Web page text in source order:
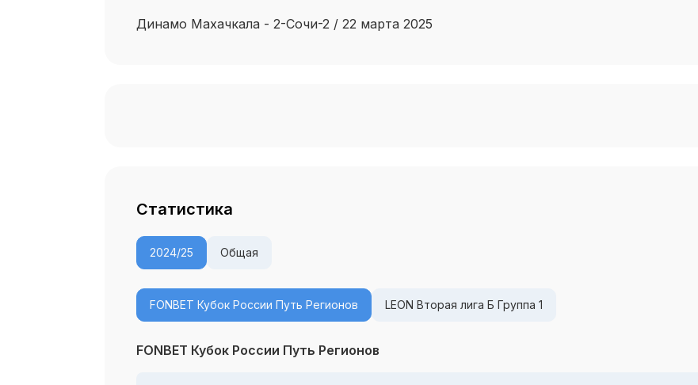
Динамо Махачкала - 2-Сочи-2 / 22 марта 2025
Cтатистика
2024/25 Общая
FONBET Кубок России Путь Регионов LEON Вторая лига Б Группа 1
FONBET Кубок России Путь Регионов